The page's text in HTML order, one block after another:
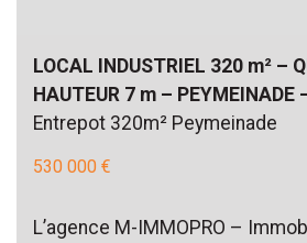
LOCAL INDUSTRIEL 320 m² –
HAUTEUR 7 m – PEYMEINADE
Entrepot 320m² Peymeinade
530 000 €
L’agence M-IMMOPRO –